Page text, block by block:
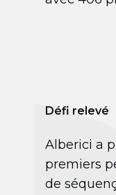
Défi relevé
Alberici a
premiers
de